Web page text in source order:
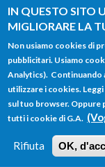
IN QUESTO SITO
MIGLIORARE LA
Non usiamo cookies di
pubblicitari. Usiamo
Analytics). Continuando
utilizzare i cookies.
sul tuo browser.
tutti i cookie di G.A.
Rifiuta OK,
Salta al contenuto
FORM
DI
RICERCA
Main menu
HOME
LOGIN